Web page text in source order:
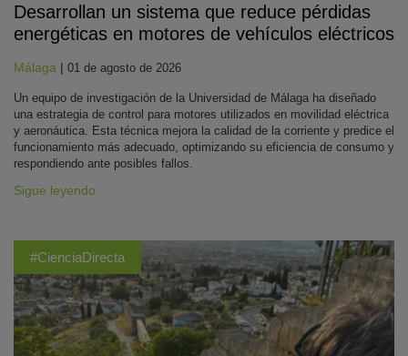
Desarrollan un sistema que reduce pérdidas
energéticas en motores de vehículos eléctricos
Málaga | 01 de agosto de 2026
Un equipo de investigación de la Universidad de Málaga ha diseñado
una estrategia de control para motores utilizados en movilidad eléctrica
y aeronáutica. Esta técnica mejora la calidad de la corriente y predice el
funcionamiento más adecuado, optimizando su eficiencia de consumo y
respondiendo ante posibles fallos.
Sigue leyendo
#CienciaDirecta